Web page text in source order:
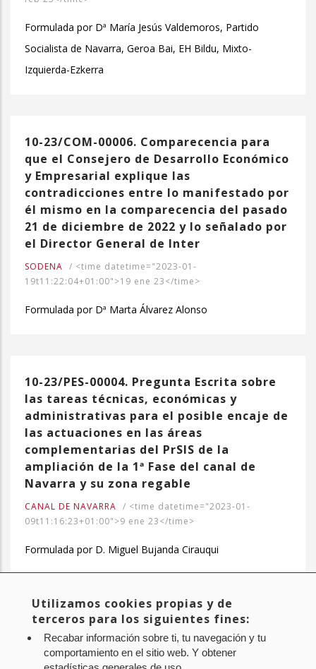
Formulada por Dª María Jesús Valdemoros, Partido
Socialista de Navarra, Geroa Bai, EH Bildu, Mixto-
Izquierda-Ezkerra
10-23/COM-00006. Comparecencia para
que el Consejero de Desarrollo Económico
y Empresarial explique las
contradicciones entre lo manifestado por
él mismo en la comparecencia del pasado
21 de diciembre de 2022 y lo señalado por
el Director General de Inter
SODENA / <time datetime="2023-01-
19t11:22:04+01:00">19 ene 23</time>
Formulada por Dª Marta Álvarez Alonso
10-23/PES-00004. Pregunta Escrita sobre
las tareas técnicas, económicas y
administrativas para el posible encaje de
las actuaciones en las áreas
complementarias del PrSIS de la
ampliación de la 1ª Fase del canal de
Navarra y su zona regable
CANAL DE NAVARRA / <time datetime="2023-01-
09t11:16:23+01:00">9 ene 23</time>
Formulada por D. Miguel Bujanda Cirauqui
Paginación
Página
actual
1 Page
2 Page
3 Page
4 Page
5 Page
6 Page
7
Siguiente
página
Siguiente >
Última
página
Último »
Utilizamos cookies propias y de
terceros para los siguientes fines:
Recabar información sobre ti, tu navegación y tu
comportamiento en el sitio web. Y obtener